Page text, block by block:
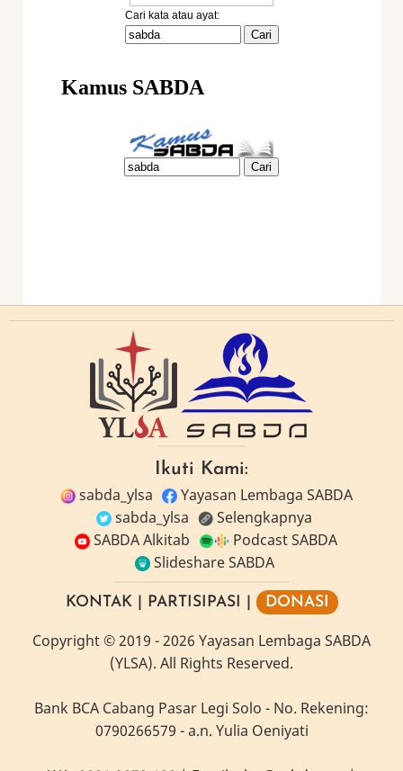
Ikuti Kami:
sabda_ylsa
Yayasan Lembaga SABDA
sabda_ylsa
Selengkapnya
SABDA Alkitab
Podcast SABDA
Slideshare SABDA
KONTAK| PARTISIPASI DONASI
Copyright© 2019 -2026 Yayasan Lembaga SABDA
(YLSA). All Rights Reserved.
Bank BCA Cabang Pasar Legi Solo - No. Rekening:
0790266579 - a.n. Yulia Oeniyati